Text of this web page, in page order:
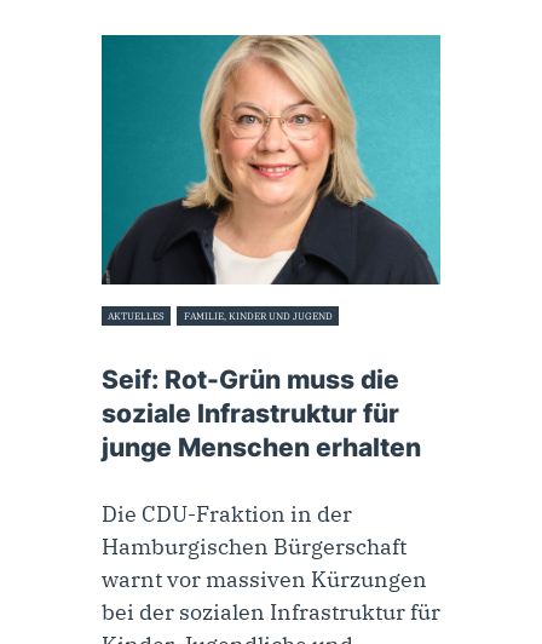
AKTUELLES FAMILIE, KINDER UND JUGEND
Seif: Rot-Grün muss die
soziale Infrastruktur für
junge Menschen erhalten
Die CDU-Fraktion in der
Hamburgischen Bürgerschaft
warnt vor massiven Kürzungen
bei der sozialen Infrastruktur für